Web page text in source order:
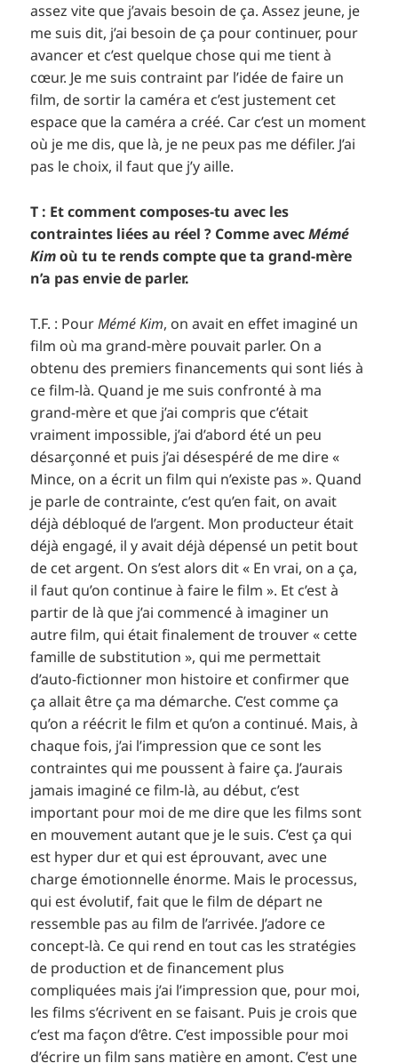
assez vite que j’avais besoin de ça. Assez jeune, je
me suis dit, j’ai besoin de ça pour continuer, pour
avancer et c’est quelque chose qui me tient à
cœur. Je me suis contraint par l’idée de faire un
film, de sortir la caméra et c’est justement cet
espace que la caméra a créé. Car c’est un moment
où je me dis, que là, je ne peux pas me défiler. J’ai
pas le choix, il faut que j’y aille.
T : Et comment composes-tu avec les
contraintes liées au réel ? Comme avecMémé
Kimoù tu te rends compte que ta grand-mère
n’a pas envie de parler.
T.F. : PourMémé Kim, on avait en effet imaginé un
film où ma grand-mère pouvait parler. On a
obtenu des premiers financements qui sont liés à
ce film-là. Quand je me suis confronté à ma
grand-mère et que j’ai compris que c’était
vraiment impossible, j’ai d’abord été un peu
désarçonné et puis j’ai désespéré de me dire «
Mince, on a écrit un film qui n’existe pas ». Quand
je parle de contrainte, c’est qu’en fait, on avait
déjà débloqué de l’argent. Mon producteur était
déjà engagé, il y avait déjà dépensé un petit bout
de cet argent. On s’est alors dit « En vrai, on a ça,
il faut qu’on continue à faire le film ». Et c’est à
partir de là que j’ai commencé à imaginer un
autre film, qui était finalement de trouver « cette
famille de substitution », qui me permettait
d’auto-fictionner mon histoire et confirmer que
ça allait être ça ma démarche. C’est comme ça
qu’on a réécrit le film et qu’on a continué. Mais, à
chaque fois, j’ai l’impression que ce sont les
contraintes qui me poussent à faire ça. J’aurais
jamais imaginé ce film-là, au début, c’est
important pour moi de me dire que les films sont
en mouvement autant que je le suis. C’est ça qui
est hyper dur et qui est éprouvant, avec une
charge émotionnelle énorme. Mais le processus,
qui est évolutif, fait que le film de départ ne
ressemble pas au film de l’arrivée. J’adore ce
concept-là. Ce qui rend en tout cas les stratégies
de production et de financement plus
compliquées mais j’ai l’impression que, pour moi,
les films s’écrivent en se faisant. Puis je crois que
c’est ma façon d’être. C’est impossible pour moi
d’écrire un film sans matière en amont. C’est une